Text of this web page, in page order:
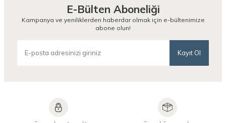
E-Bülten Aboneliği
Kampanya ve yeniliklerden haberdar olmak için e-bültenimize
abone olun!
Kayıt Ol